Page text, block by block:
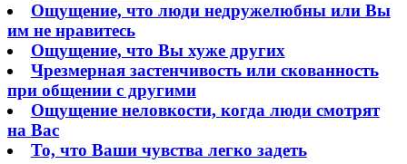
Ощущение, что люди недружелюбны или Вы
им не нравитесь
Ощущение, что Вы хуже других
Чрезмерная застенчивость или скованность
при общении с другими
Ощущение неловкости, когда люди смотрят
на Вас
То, что Ваши чувства легко задеть